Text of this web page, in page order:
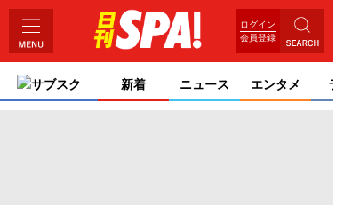
ログイン
会員登録
サブスク 新着 ニュース エンタメ ライ